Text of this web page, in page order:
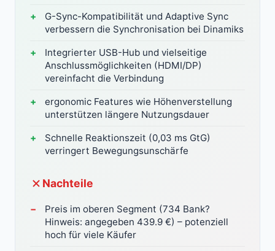
G-Sync-Kompatibilität und Adaptive Sync
verbessern die Synchronisation bei Dinamiks
Integrierter USB-Hub und vielseitige
Anschlussmöglichkeiten (HDMI/DP)
vereinfacht die Verbindung
ergonomic Features wie Höhenverstellung
unterstützen längere Nutzungsdauer
Schnelle Reaktionszeit (0,03 ms GtG)
verringert Bewegungsunschärfe
Nachteile
Preis im oberen Segment (734 Bank?
Hinweis: angegeben 439.9 €) – potenziell
hoch für viele Käufer